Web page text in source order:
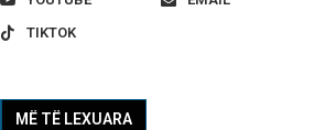
TIKTOK
MË TË LEXUARA